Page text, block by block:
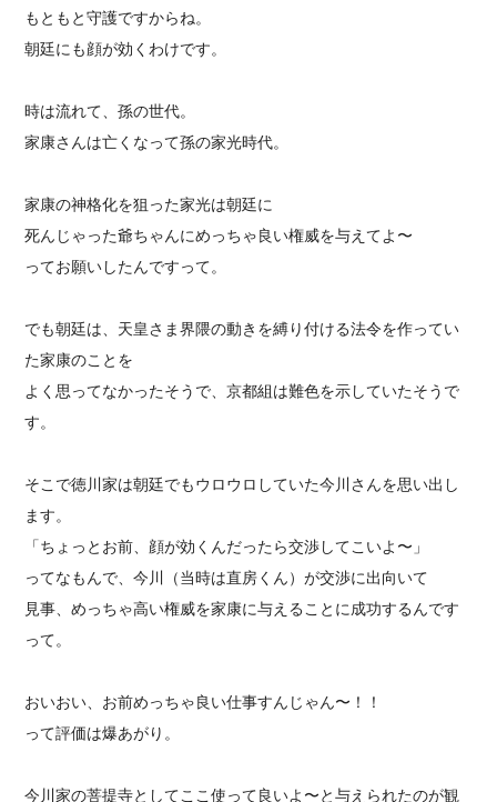
もともと守護ですからね。
朝廷にも顔が効くわけです。
時は流れて、孫の世代。
家康さんは亡くなって孫の家光時代。
家康の神格化を狙った家光は朝廷に
死んじゃった爺ちゃんにめっちゃ良い権威を与えてよ〜
ってお願いしたんですって。
でも朝廷は、天皇さま界隈の動きを縛り付ける法令を作ってい
た家康のことを
よく思ってなかったそうで、京都組は難色を示していたそうで
す。
そこで徳川家は朝廷でもウロウロしていた今川さんを思い出し
ます。
「ちょっとお前、顔が効くんだったら交渉してこいよ〜」
ってなもんで、今川（当時は直房くん）が交渉に出向いて
見事、めっちゃ高い権威を家康に与えることに成功するんです
って。
おいおい、お前めっちゃ良い仕事すんじゃん〜！！
って評価は爆あがり。
今川家の菩提寺としてここ使って良いよ〜と与えられたのが観